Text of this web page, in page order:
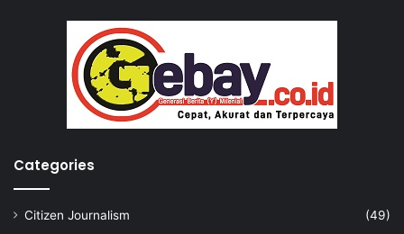
Categories
Citizen Journalism
(49)